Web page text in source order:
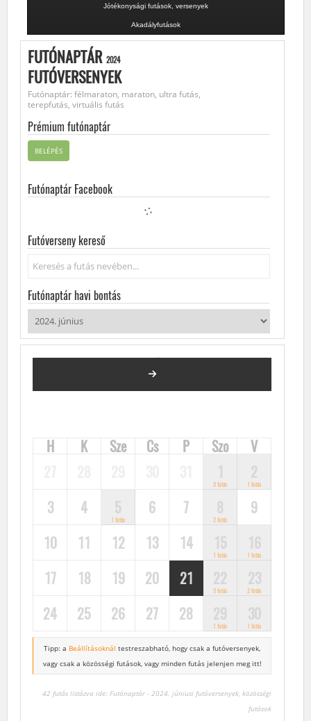
Jótékonysági futások, versenyek
Akadályfutások
FUTÓNAPTÁR 2024
FUTÓVERSENYEK
Futónaptár: félmaraton, maraton, ultra futás,
terepfutás, virtuális futás
Prémium futónaptár
BELÉPÉS
Futónaptár Facebook
Futóverseny kereső
Keresés...
Futónaptár havi bontás
H K Sze Cs P Szo
V
3 futás 1 futás
3 4
1 futás
6 7
2 futás
9
10
11 12 13 14
1 futás 1 futás
17 18 19 20 21
3 futás 2 futás
24 25 26 27 28
1 futás 1 futás
Tipp: a Beállításoknál testreszabható, hogy csak a futóversenyek,
vagy csak a közösségi futások, vagy minden futás jelenjen meg itt!
42 futás listázva ide: Futónaptár - 2024. júniusi futóversenyek, közösségi
futások